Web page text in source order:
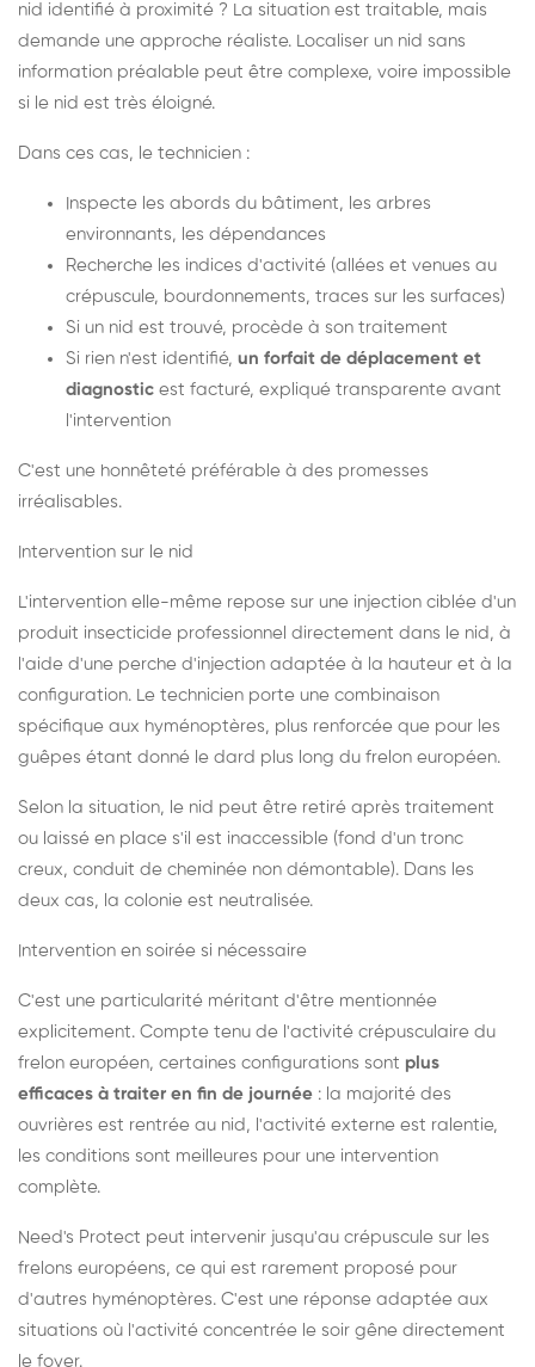
nid identifié à proximité ? La situation est traitable, mais
demande une approche réaliste. Localiser un nid sans
information préalable peut être complexe, voire impossible
si le nid est très éloigné.
Dans ces cas, le technicien :
Inspecte les abords du bâtiment, les arbres
environnants, les dépendances
Recherche les indices d'activité (allées et venues au
crépuscule, bourdonnements, traces sur les surfaces)
Si un nid est trouvé, procède à son traitement
Si rien n'est identifié, un forfait de déplacement et
diagnostic est facturé, expliqué transparente avant
l'intervention
C'est une honnêteté préférable à des promesses
irréalisables.
Intervention sur le nid
L'intervention elle-même repose sur une injection ciblée d'un
produit insecticide professionnel directement dans le nid, à
l'aide d'une perche d'injection adaptée à la hauteur et à la
configuration. Le technicien porte une combinaison
spécifique aux hyménoptères, plus renforcée que pour les
guêpes étant donné le dard plus long du frelon européen.
Selon la situation, le nid peut être retiré après traitement
ou laissé en place s'il est inaccessible (fond d'un tronc
creux, conduit de cheminée non démontable). Dans les
deux cas, la colonie est neutralisée.
Intervention en soirée si nécessaire
C'est une particularité méritant d'être mentionnée
explicitement. Compte tenu de l'activité crépusculaire du
frelon européen, certaines configurations sont plus
efficaces à traiter en fin de journée : la majorité des
ouvrières est rentrée au nid, l'activité externe est ralentie,
les conditions sont meilleures pour une intervention
complète.
Need's Protect peut intervenir jusqu'au crépuscule sur les
frelons européens, ce qui est rarement proposé pour
d'autres hyménoptères. C'est une réponse adaptée aux
situations où l'activité concentrée le soir gêne directement
le foyer.